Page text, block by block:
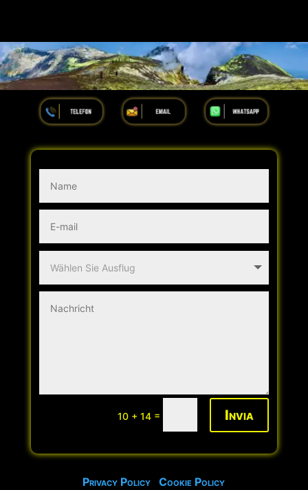
10 + 14 = Invia
Privacy PolicyCookie Policy